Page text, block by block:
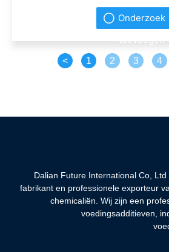
Onderzoek
toevoegen
< 1 2 3 4
Dalian Future International Co,
fabrikant en professionele exporteur
chemicaliën. Wij zijn een
voedingsadditieven,